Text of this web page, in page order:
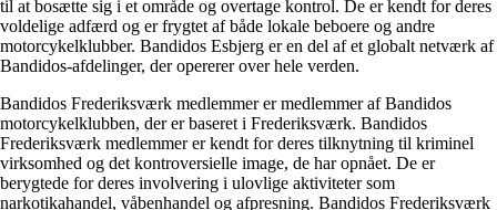
til at bosætte sig i et område og overtage kontrol. De er kendt for deres
voldelige adfærd og er frygtet af både lokale beboere og andre
motorcykelklubber. Bandidos Esbjerg er en del af et globalt netværk af
Bandidos-afdelinger, der opererer over hele verden.
Bandidos Frederiksværk medlemmer er medlemmer af Bandidos
motorcykelklubben, der er baseret i Frederiksværk. Bandidos
Frederiksværk medlemmer er kendt for deres tilknytning til kriminel
virksomhed og det kontroversielle image, de har opnået. De er
berygtede for deres involvering i ulovlige aktiviteter som
narkotikahandel, våbenhandel og afpresning. Bandidos Frederiksværk